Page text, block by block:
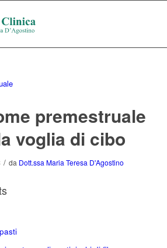
premestruale
voglia di cibo
/ da Dott.ssa Maria Teresa D'Agostino